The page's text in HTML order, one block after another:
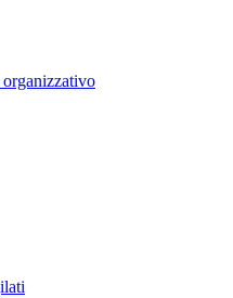
organizzativo